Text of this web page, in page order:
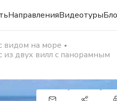
НаправленияВидеотуры
видом на море
из двух вилл с панорамным